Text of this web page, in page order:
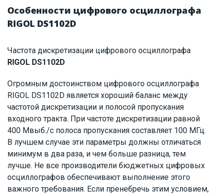
Особенности цифрового осциллографа
RIGOL DS1102D
Частота дискретизации цифрового осциллографа
RIGOL DS1102D
Огромным достоинством цифрового осциллографа
RIGOL DS1102D является хороший баланс между
частотой дискретизации и полосой пропускания
входного тракта. При частоте дискретизации равной
400 Мвыб./с полоса пропускания составляет 100 МГц.
В лучшем случае эти параметры должны отличаться
минимум в два раза, и чем больше разница, тем
лучше. Не все производители бюджетных цифровых
осциллографов обеспечивают выполнение этого
важного требования. Если пренебречь этим условием,